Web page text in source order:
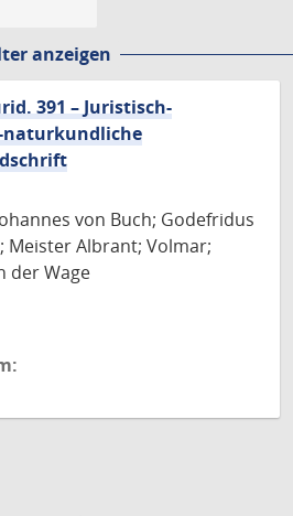
anzeigen
391 – Juristisch-
naturkundliche
von Buch; Godefridus
Meister Albrant; Volmar;
der Wage